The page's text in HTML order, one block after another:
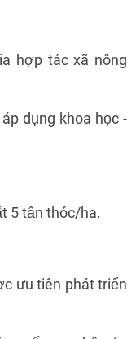
hợp tác xã nông
dụng khoa học -
5 tấn thóc/ha.
ưu tiên phát triển